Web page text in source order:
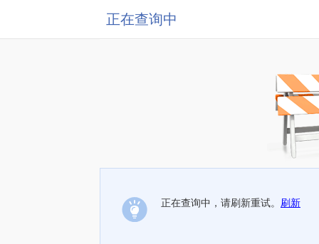
正在查询中
正在查询中，请刷新重试。 刷新